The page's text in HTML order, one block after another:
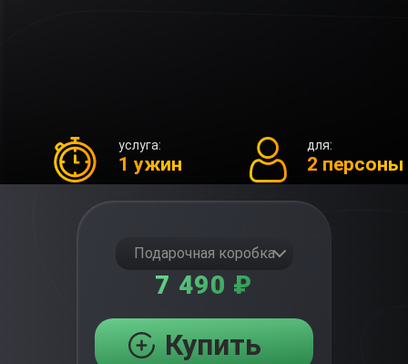
услуга:
1 ужин
для:
2 персоны
Подарочная коробка
7 490 ₽
Купить